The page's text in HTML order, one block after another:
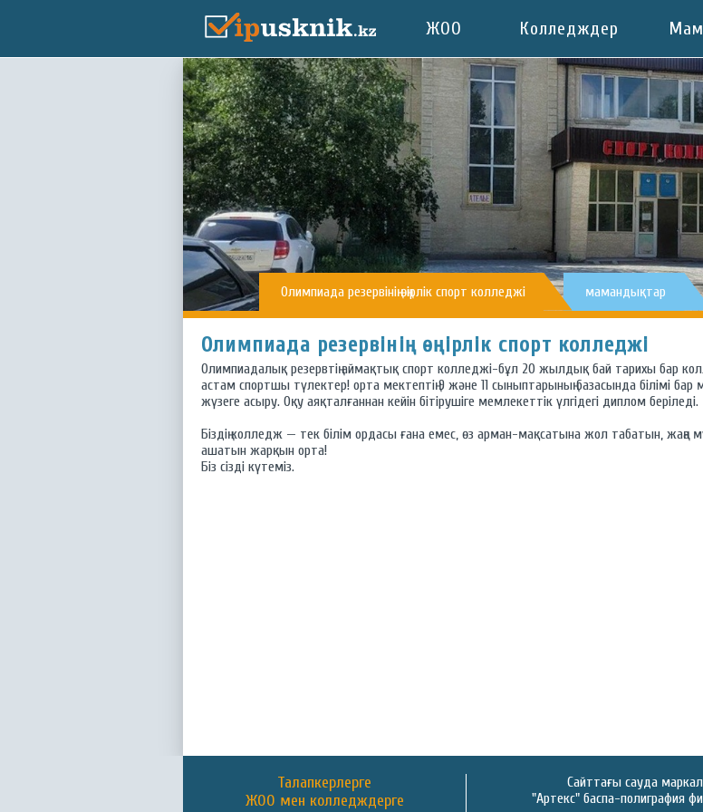
ЖОО Колледждер
Олимпиада резервінің өңірлік спорт колледжі мамандықтар
Олимпиада резервінің өңірлік спорт колледжі
Олимпиадалық резервтің аймақтық спорт колледжі-бұл 20 жылдық бай тарихы бар
астам спортшы түлектер! орта мектептің 9 және 11 сыныптарының базасында білімі
жүзеге асыру. Оқу аяқталғаннан кейін бітірушіге мемлекеттік үлгідегі диплом беріледі.
Біздің колледж — тек білім ордасы ғана емес, өз арман-мақсатына жол табатын, жаңа
ашатын жарқын орта!
Біз сізді күтеміз.
Талапкерлерге
ЖОО мен колледждерге
Сайттағы сауда
"Артекс" баспа-полиграфия